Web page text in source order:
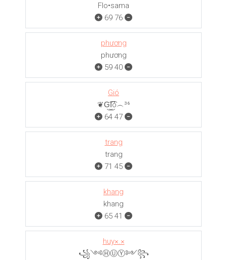
Flo•sama
69 76
phương
phương
59 40
Gió
❦G͜͡I͜͡ó︵³⁶
64 47
trang
trang
71 45
khang
khang
65 41
huy×.×
꧁༺ⒽⓊⓎ༻꧂